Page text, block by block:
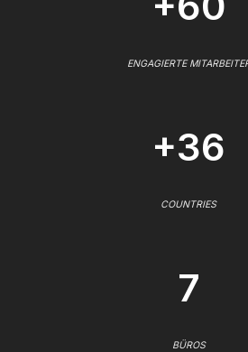
ENGAGIERTE
+36
COUNTRIES
7
BÜROS